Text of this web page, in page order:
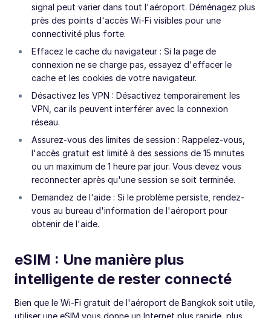
signal peut varier dans tout l'aéroport. Déménagez plus
près des points d'accès Wi-Fi visibles pour une
connectivité plus forte.
Effacez le cache du navigateur : Si la page de
connexion ne se charge pas, essayez d'effacer le
cache et les cookies de votre navigateur.
Désactivez les VPN : Désactivez temporairement les
VPN, car ils peuvent interférer avec la connexion
réseau.
Assurez-vous des limites de session : Rappelez-vous,
l'accès gratuit est limité à des sessions de 15 minutes
ou un maximum de 1 heure par jour. Vous devez vous
reconnecter après qu'une session se soit terminée.
Demandez de l'aide : Si le problème persiste, rendez-
vous au bureau d'information de l'aéroport pour
obtenir de l'aide.
eSIM : Une manière plus
intelligente de rester connecté
Bien que le Wi-Fi gratuit de l'aéroport de Bangkok soit utile,